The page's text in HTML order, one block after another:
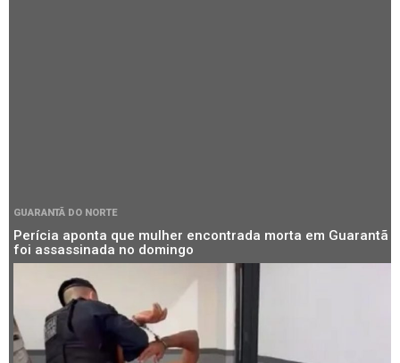
GUARANTÃ DO NORTE
Perícia aponta que mulher encontrada morta em Guarantã
foi assassinada no domingo